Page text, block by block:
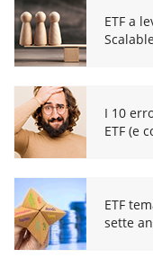
ETF a
I 10
ETF (e
ETF
sette